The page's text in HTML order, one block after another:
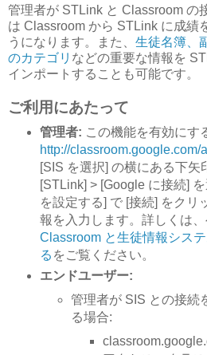
管理者が STLink と Classroom の
は Classroom から STLink に成績
うになります。また、 生徒名簿、
のカテゴリ などの重要な情報を
インポートすることも可能です。
ご利用にあたって
管理者: この機能を有効にす
http://classroom.google.com/
[SIS を選択] の横にある下矢
[STLink] > [Google に接続]
を設定する] で [接続] をクリ
報を入力します。詳しくは
Classroom と生徒情報シス
る をご覧ください。
エンドユーザー:
管理者が SIS との接続
る場合: